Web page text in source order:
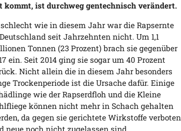
kommt, ist durchweg gentechnisch verändert.
schlecht wie in diesem Jahr war die Rapsernte
seit Jahrzehnten nicht. Um 1,1
Tonnen (23 Prozent) brach sie gegenüber
ein. Seit 2014 ging sie sogar um 40 Prozent
Nicht allein die in diesem Jahr besonders
Trockenperiode ist die Ursache dafür. Einige
wie der Rapserdfloh und die Kleine
können nicht mehr in Schach gehalten
da gegen sie gerichtete Wirkstoffe verboten
neue noch nicht zugelassen sind.